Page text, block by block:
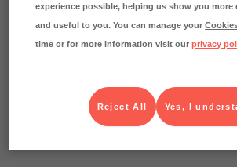
experience possible, helping us show you more
and useful to you. You can manage your
time or for more information visit ourprivacy
Yes, I
Reject All